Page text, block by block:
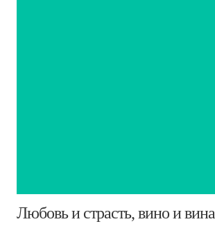
​Любовь и страсть, вино и вина